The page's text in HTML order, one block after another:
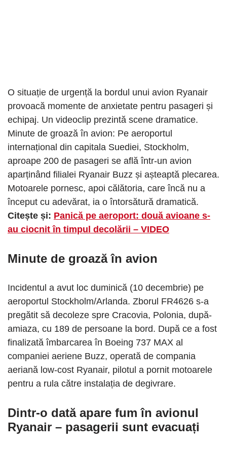
O situație de urgență la bordul unui avion Ryanair
provoacă momente de anxietate pentru pasageri și
echipaj. Un videoclip prezintă scene dramatice.
Minute de groază în avion: Pe aeroportul
internațional din capitala Suediei, Stockholm,
aproape 200 de pasageri se află într-un avion
aparținând filialei Ryanair Buzz și așteaptă plecarea.
Motoarele pornesc, apoi călătoria, care încă nu a
început cu adevărat, ia o întorsătură dramatică.
Citește și: Panică pe aeroport: două avioane s-
au ciocnit în timpul decolării – VIDEO
Minute de groază în avion
Incidentul a avut loc duminică (10 decembrie) pe
aeroportul Stockholm/Arlanda. Zborul FR4626 s-a
pregătit să decoleze spre Cracovia, Polonia, după-
amiaza, cu 189 de persoane la bord. După ce a fost
finalizată îmbarcarea în Boeing 737 MAX al
companiei aeriene Buzz, operată de compania
aeriană low-cost Ryanair, pilotul a pornit motoarele
pentru a rula către instalația de degivrare.
Dintr-o dată apare fum în avionul
Ryanair – pasagerii sunt evacuați